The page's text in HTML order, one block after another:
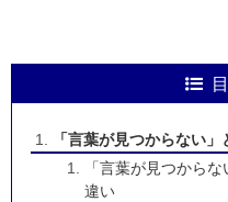
「言葉が見つからない
「言葉が見つから
違い